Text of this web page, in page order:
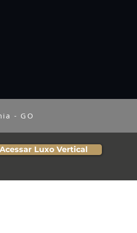
- GO
Acessar Luxo Vertical